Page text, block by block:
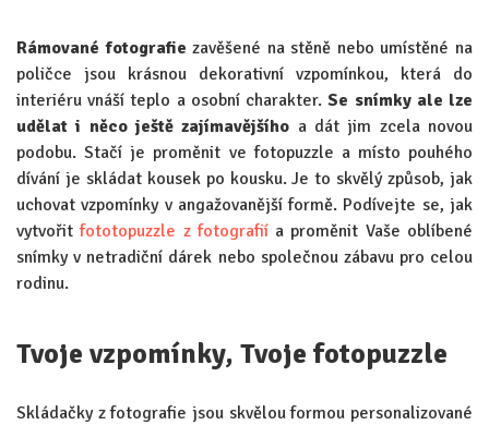
Rámované fotografie zavěšené na stěně nebo umístěné na
poličce jsou krásnou dekorativní vzpomínkou, která do
interiéru vnáší teplo a osobní charakter.Se snímky ale lze
udělat i něco ještě zajímavějšího a dát jim zcela novou
podobu. Stačí je proměnit ve fotopuzzle a místo pouhého
dívání je skládat kousek po kousku. Je to skvělý způsob, jak
uchovat vzpomínky v angažovanější formě. Podívejte se, jak
vytvořitfototopuzzle z fotografiía proměnit Vaše oblíbené
snímky v netradiční dárek nebo společnou zábavu pro celou
rodinu.
Tvoje vzpomínky, Tvoje fotopuzzle
Skládačky z fotografie jsou skvělou formou personalizované